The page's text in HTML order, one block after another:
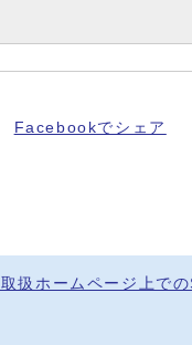
Facebookでシェア
扱 ホームページ上で